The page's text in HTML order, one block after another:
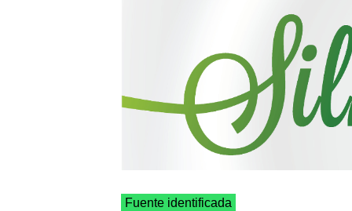
Fuente identificada